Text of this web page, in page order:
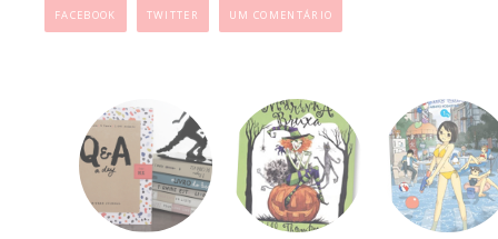
FACEBOOK TWITTER UM COMENTÁRIO